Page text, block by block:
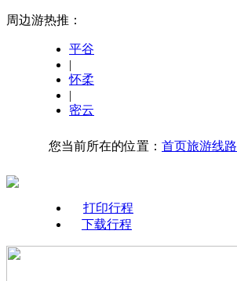
周边游热推：
平谷
|
怀柔
|
密云
您当前所在的位置： 首页旅游线路
打印行程
下载行程